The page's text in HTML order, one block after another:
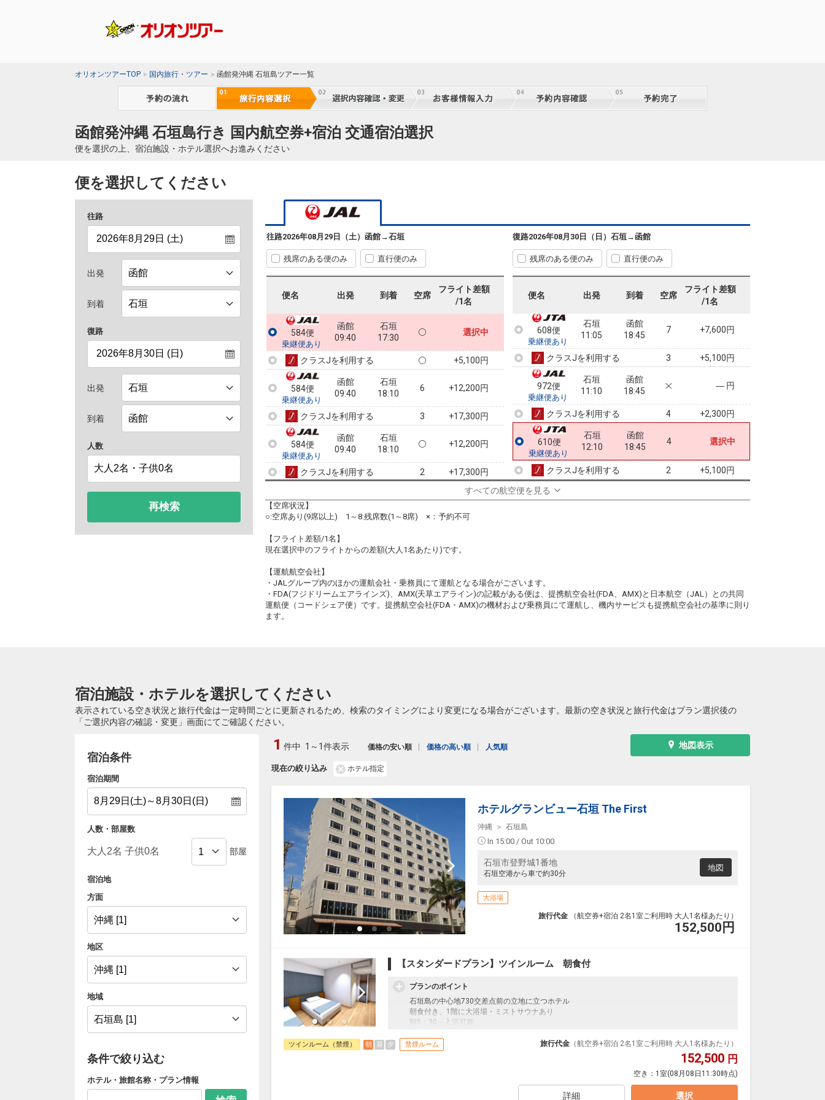
オリオンツアーTOP 国内旅行・ツアー 函館発沖縄 石垣島ツアー一覧
函館発沖縄 石垣島行き 国内航空券+宿泊 交通宿泊選択
便を選択の上、宿泊施設・ホテル選択へお進みください
便を選択してください
往路
出発
到着
復路
出発
到着
人数
再検索
往路2026年08月29日（土） 函館→石垣
残席のある便のみ 直行便のみ
便名 出発 到着 空席
フライト差額
/1名
584便
乗継便あり
函館
09:40
石垣
17:30
選択中
クラスJを利用する +5,100円
584便
乗継便あり
函館
09:40
石垣
18:10
6 +12,200円
クラスJを利用する 3 +17,300円
584便
乗継便あり
函館
09:40
石垣
18:10
+12,200円
クラスJを利用する 2 +17,300円
584便
乗継便あり
6 +12,200円
584便
乗継便あり
函館
石垣
+12,200円
クラスJを利用する 3 +17,300円
復路2026年08月30日（日） 石垣→函館
残席のある便のみ 直行便のみ
便名 出発 到着 空席
フライト差額
/1名
600便
石垣
08:55
18:45
08:55
18:45
608便
石垣
11:05
函館
18:45
― 円
クラスJを利用する 3 +5,100円
608便
乗継便あり
石垣
11:05
函館
18:45
7 +7,600円
クラスJを利用する 3 +5,100円
972便
乗継便あり
石垣
11:10
函館
18:45
― 円
クラスJを利用する 4 +2,300円
610便
乗継便あり
石垣
12:10
函館
18:45
4 選択中
クラスJを利用する 2 +5,100円
すべての航空便を見る
【空席状況】
○:空席あり(9席以上) 1～8:残席数(1～8席) ×：予約不可
【フライト差額/1名】
現在選択中のフライトからの差額(大人1名あたり)です。
【運航航空会社】
・JALグループ内のほかの運航会社・乗務員にて運航となる場合がございます。
・FDA(フジドリームエアラインズ)、AMX(天草エアライン)の記載がある便は、提携航空会社(FDA、AMX)と日本航空（JAL）との共同
運航便（コードシェア便）です。提携航空会社(FDA・AMX)の機材および乗務員にて運航し、機内サービスも提携航空会社の基準に則り
ます。
宿泊施設・ホテルを選択してください
表示されている空き状況と旅行代金は一定時間ごとに更新されるため、検索のタイミングにより変更になる場合がございます。最新の空き状況と旅行代金はプラン選択後の
「ご選択内容の確認・変更」画面にてご確認ください。
宿泊条件
宿泊期間
人数・部屋数
部屋
宿泊地
方面
地区
地域
条件で絞り込む
ホテル・旅館名称・プラン情報
地図表示
現在の絞り込み ホテル指定
1 件中 1～1件表示 価格の安い順 価格の高い順 人気順
ホテルグランビュー石垣 The First
沖縄 石垣島
In 15:00 / Out 10:00
石垣市登野城1番地
石垣空港から車で約30分
地図
大浴場
旅行代金 （航空券+宿泊 2名1室ご利用時 大人1名様あたり）
152,500 円
【スタンダードプラン】ツインルーム 朝食付
プランのポイント
石垣島の中心地730交差点前の立地に立つホテル
朝食付き、1階に大浴場・ミストサウナあり
朝5：30～入浴可能
ツインルーム（禁煙） 朝 昼 夕 禁煙ルーム 旅行代金 （航空券+宿泊 2名1室ご利用時 大人1名様あたり）
152,500 円
空き： 1室(08月08日11:30時点)
詳細 選択